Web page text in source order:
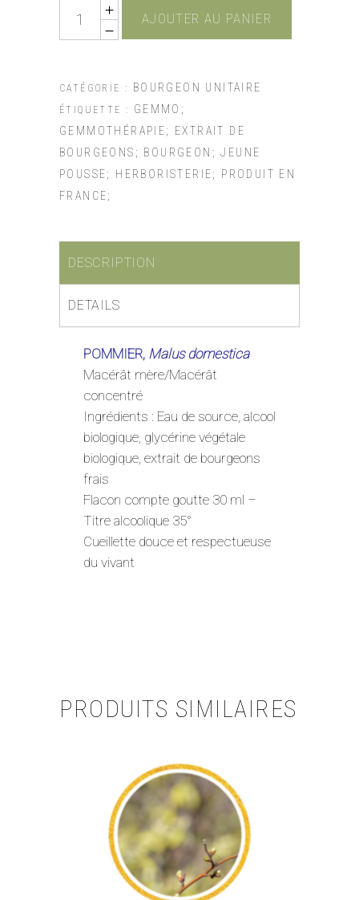
Quantity
AJOUTER AU PANIER
CATÉGORIE : BOURGEON UNITAIRE
ÉTIQUETTE : GEMMO;
GEMMOTHÉRAPIE; EXTRAIT DE
BOURGEONS; BOURGEON; JEUNE
POUSSE; HERBORISTERIE; PRODUIT EN
FRANCE;
DESCRIPTION
DETAILS
POMMIER, Malus domestica
Macérât mère/Macérât
concentré
Ingrédients : Eau de source, alcool
biologique, glycérine végétale
biologique, extrait de bourgeons
frais
Flacon compte goutte 30 ml –
Titre alcoolique 35°
Cueillette douce et respectueuse
du vivant
PRODUITS SIMILAIRES